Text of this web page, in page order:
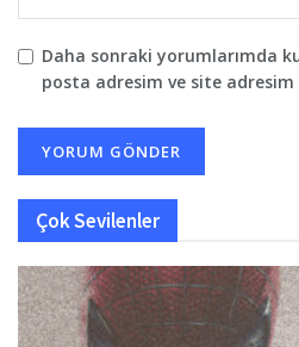
Daha sonraki yorumlarımda
posta adresim ve site adresim
Çok Sevilenler